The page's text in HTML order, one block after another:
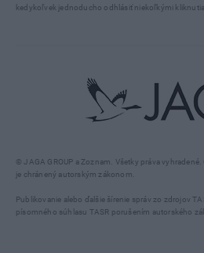
© JAGA GROUP a Zoznam. Všetky práva
je chránený autorským zákonom.
Publikovanie alebo ďalšie šírenie správ zo zdrojov
písomného súhlasu TASR porušením autorského
kedykoľvek jednoducho odhlásiť niekoľkými